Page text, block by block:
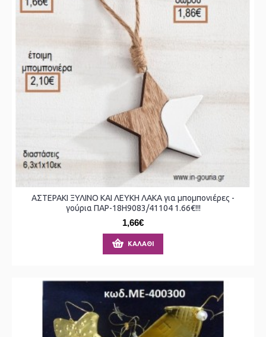
ΑΣΤΕΡΑΚΙ ΞΥΛΙΝΟ ΚΑΙ ΛΕΥΚΗ ΛΑΚΑ για μπομπονιέρες -
γούρια ΠΑΡ-18Η9083/41104 1.66€!!!
1,66€
ΚΑΛΆΘΙ